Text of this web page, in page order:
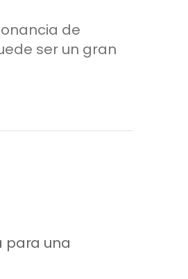
de
ser un gran
para una